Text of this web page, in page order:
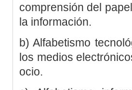
comprensión del
la información.
b) Alfabetismo
los medios
ocio.